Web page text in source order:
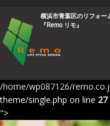
横浜市青葉区のリフォー
『Remo リモ』
/home/wp087126/
theme/single.php on line 27
">